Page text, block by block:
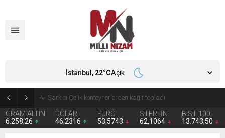
İran 2 ülkeyi birden vurdu
GRAM ALTIN
6.258,26
DOLAR
46,2316
EURO
53,5743
STERLİN
62,1064
BIST 100
13.743,50
İstanbul, 22°CAçık